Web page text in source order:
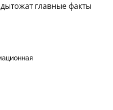
главные факты